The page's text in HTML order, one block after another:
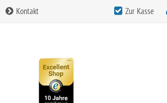
Kontakt Zur Kasse